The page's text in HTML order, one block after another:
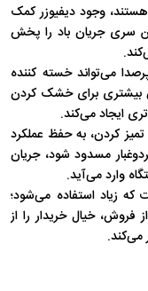
وجود دیفیوزر کمک
سری جریان باد را پخش
می‌تواند خسته‌ کننده
بیشتری برای خشک کردن
ایجاد می‌کند.
کردن، به حفظ عملکرد
مسدود شود، جریان
وارد می‌آید.
زیاد استفاده می‌شود؛
فروش، خیال خریدار را از
می‌کند.